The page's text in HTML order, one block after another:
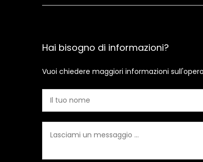
Hai bisogno di informazioni?
Vuoi chiedere maggiori informazioni